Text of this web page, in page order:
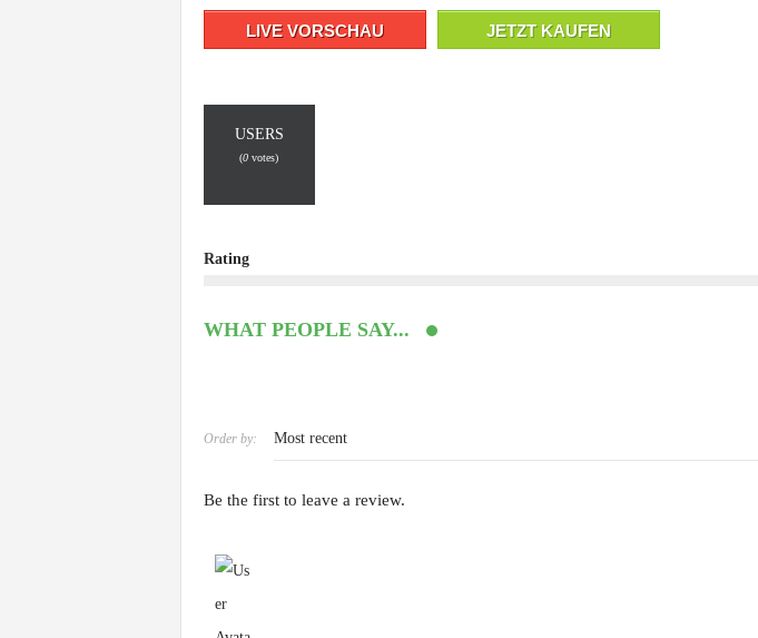
LIVE VORSCHAU JETZT KAUFEN
USERS
(0 votes)
Rating
WHAT PEOPLE SAY...
Order by:
Be the first to leave a review.